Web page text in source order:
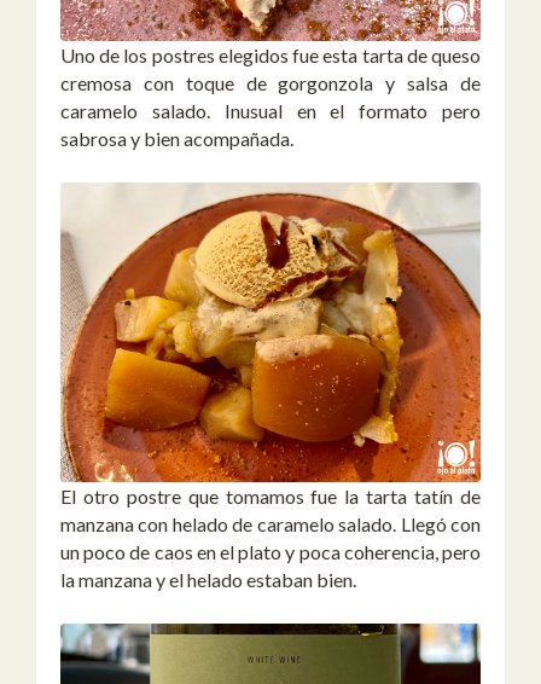
Uno de los postres elegidos fue esta tarta de queso
cremosa con toque de gorgonzola y salsa de
caramelo salado. Inusual en el formato pero
sabrosa y bien acompañada.
El otro postre que tomamos fue la tarta tatín de
manzana con helado de caramelo salado. Llegó con
un poco de caos en el plato y poca coherencia, pero
la manzana y el helado estaban bien.